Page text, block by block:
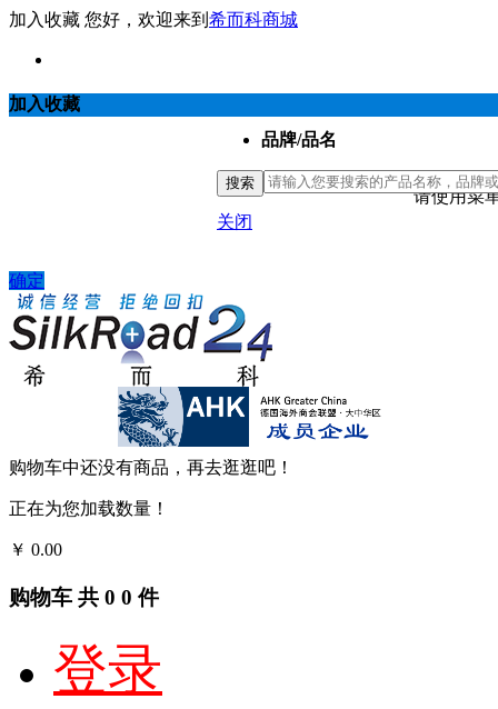
加入收藏 您好，欢迎来到 希而科商城
加入收藏
请使用菜
确定
购物车中还没有商品，再去逛逛吧！
正在为您加载数量！
￥ 0.00
购物车 共 0 0 件
品牌/品名
搜索
关闭
登录